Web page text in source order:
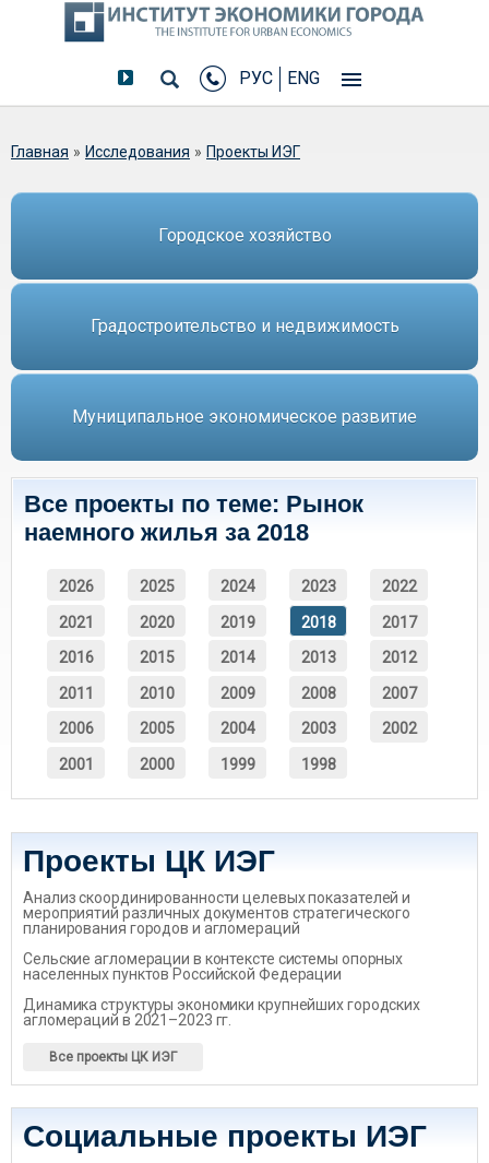
РУС ENG
Вы здесь
Главная » Исследования » Проекты ИЭГ
Городское хозяйство
Градостроительство и недвижимость
Муниципальное экономическое развитие
Все проекты по теме: Рынок
наемного жилья за 2018
2026 2025 2024 2023 2022
2021 2020 2019 2018 2017
2016 2015 2014 2013 2012
2011 2010 2009 2008 2007
2006 2005 2004 2003 2002
2001 2000 1999 1998
Проекты ЦК ИЭГ
Анализ скоординированности целевых показателей и
мероприятий различных документов стратегического
планирования городов и агломераций
Сельские агломерации в контексте системы опорных
населенных пунктов Российской Федерации
Динамика структуры экономики крупнейших городских
агломераций в 2021–2023 гг.
Все проекты ЦК ИЭГ
Социальные проекты ИЭГ